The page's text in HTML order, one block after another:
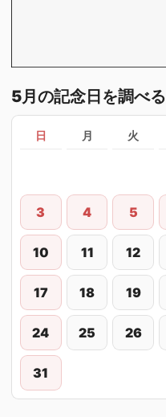
5月の記念日を調べる
日 月 火
3 4 5
10 11 12
17 18 19
24 25 26
31